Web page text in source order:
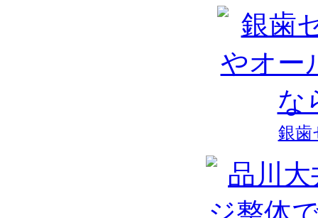
銀歯